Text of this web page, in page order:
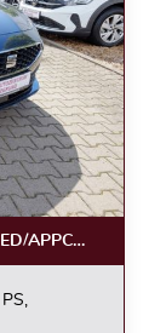
APPC/ACC/